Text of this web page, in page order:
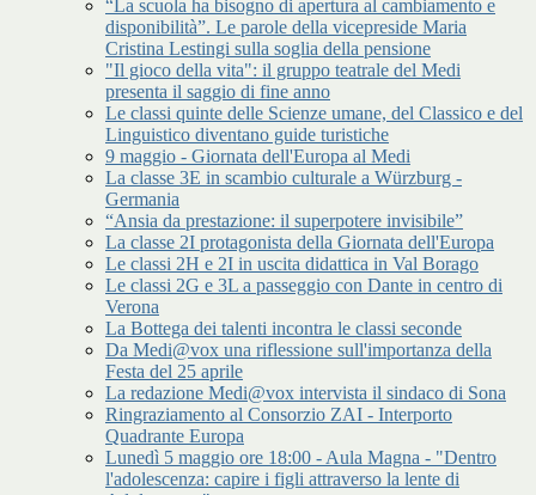
“La scuola ha bisogno di apertura al cambiamento e
disponibilità”. Le parole della vicepreside Maria
Cristina Lestingi sulla soglia della pensione
"Il gioco della vita": il gruppo teatrale del Medi
presenta il saggio di fine anno
Le classi quinte delle Scienze umane, del Classico e del
Linguistico diventano guide turistiche
9 maggio - Giornata dell'Europa al Medi
La classe 3E in scambio culturale a Würzburg -
Germania
“Ansia da prestazione: il superpotere invisibile”
La classe 2I protagonista della Giornata dell'Europa
Le classi 2H e 2I in uscita didattica in Val Borago
Le classi 2G e 3L a passeggio con Dante in centro di
Verona
La Bottega dei talenti incontra le classi seconde
Da Medi@vox una riflessione sull'importanza della
Festa del 25 aprile
La redazione Medi@vox intervista il sindaco di Sona
Ringraziamento al Consorzio ZAI - Interporto
Quadrante Europa
Lunedì 5 maggio ore 18:00 - Aula Magna - "Dentro
l'adolescenza: capire i figli attraverso la lente di